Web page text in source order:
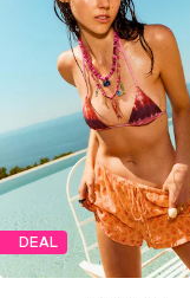
DEAL